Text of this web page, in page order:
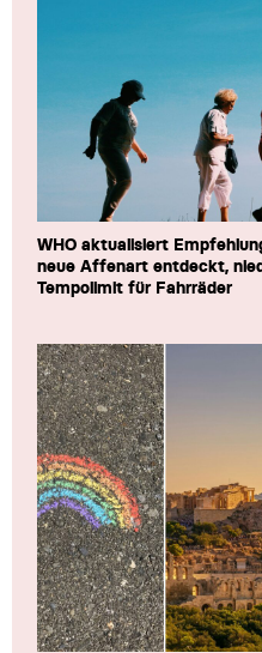
WHO aktualisiert
neue Affenart entdeckt,
Tempolimit für Fahrräder